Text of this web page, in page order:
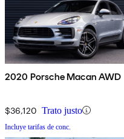
2020 Porsche Macan AWD
$36,120 Trato justo
Incluye tarifas de conc.